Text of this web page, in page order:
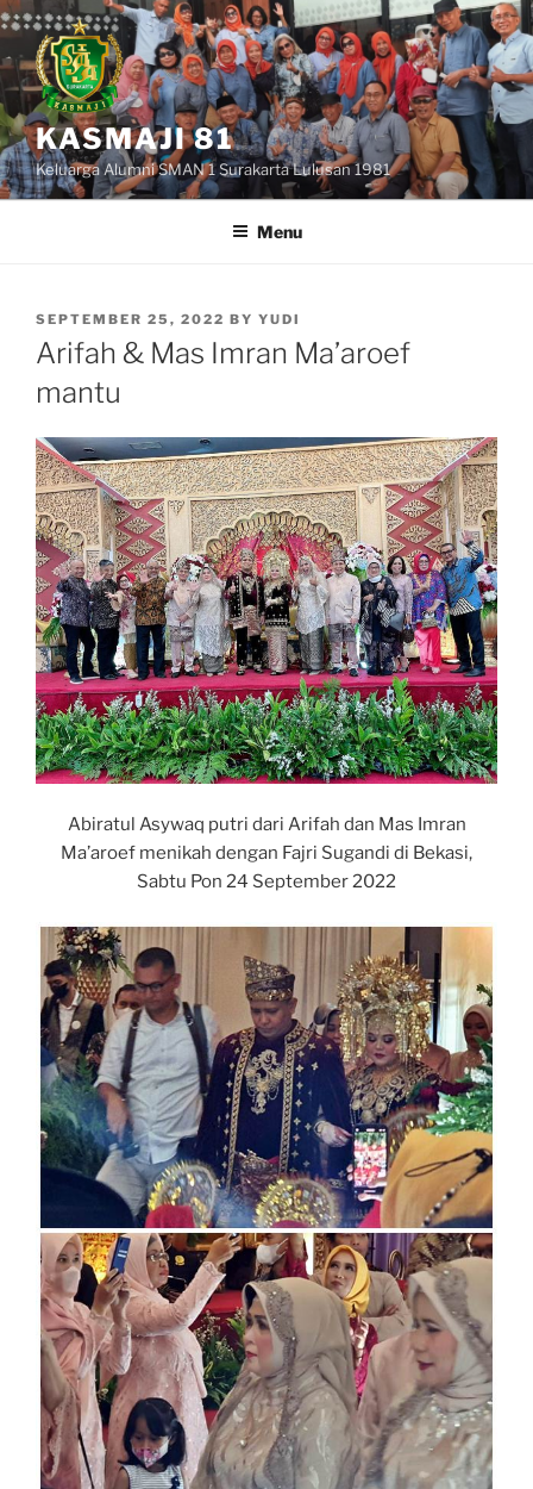
Skip
to
content
KASMAJI 81
Keluarga Alumni SMAN 1 Surakarta Lulusan 1981
Menu
POSTED
ON
SEPTEMBER 25, 2022 BY YUDI
Arifah & Mas Imran Ma’aroef
mantu
Abiratul Asywaq putri dari Arifah dan Mas Imran
Ma’aroef menikah dengan Fajri Sugandi di Bekasi,
Sabtu Pon 24 September 2022